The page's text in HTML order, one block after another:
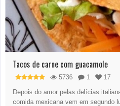
Tacos de carne com guacamole
5736 1
17
Depois do amor pelas delícias
comida mexicana vem em segundo